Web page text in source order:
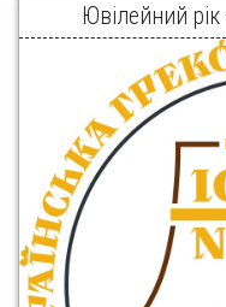
Ювілейний